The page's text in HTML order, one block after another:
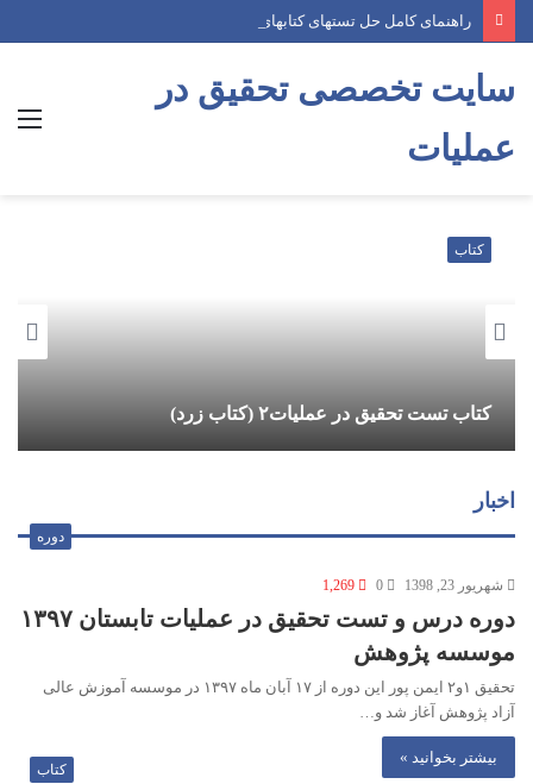
سایت تخصصی تحقیق در
عملیات
کتاب
کتاب تست تحقیق در عملیات۲ (کتاب زرد)
اخبار
دوره
شهریور 23, 1398 0
1,269
دوره درس و تست تحقیق در عملیات تابستان ۱۳۹۷
موسسه پژوهش
تحقیق ۱و۲ ایمن پور این دوره از ۱۷ آبان ماه ۱۳۹۷ در موسسه آموزش عالی
آزاد پژوهش آغاز شد و…
بیشتر بخوانید »
کتاب